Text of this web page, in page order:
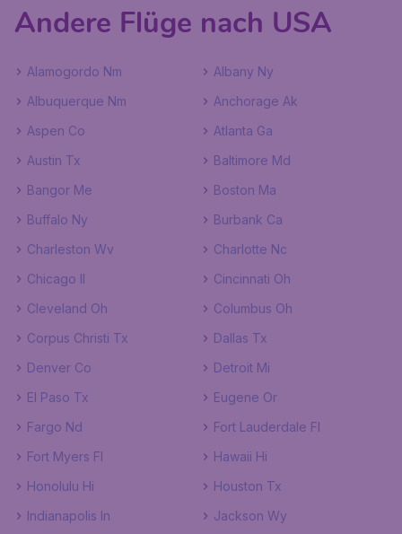
Andere Flüge nach USA
Alamogordo Nm
Albany Ny
Albuquerque Nm
Anchorage Ak
Aspen Co
Atlanta Ga
Austin Tx
Baltimore Md
Bangor Me
Boston Ma
Buffalo Ny
Burbank Ca
Charleston Wv
Charlotte Nc
Chicago Il
Cincinnati Oh
Cleveland Oh
Columbus Oh
Corpus Christi Tx
Dallas Tx
Denver Co
Detroit Mi
El Paso Tx
Eugene Or
Fargo Nd
Fort Lauderdale Fl
Fort Myers Fl
Hawaii Hi
Honolulu Hi
Houston Tx
Indianapolis In
Jackson Wy